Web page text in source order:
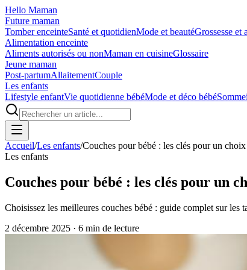
Hello Maman
Future maman
Tomber enceinteSanté et quotidienMode et beautéGrossesse et
Alimentation enceinte
Aliments autorisés ou nonMaman en cuisineGlossaire
Jeune maman
Post-partumAllaitementCouple
Les enfants
Lifestyle enfantVie quotidienne bébéMode et déco bébé
Accueil/Les enfants/Couches pour bébé : les clés pour un
Les enfants
Couches pour bébé : les clés pour un
Choisissez les meilleures couches bébé : guide complet sur
2 décembre 2025 · 6 min de lecture